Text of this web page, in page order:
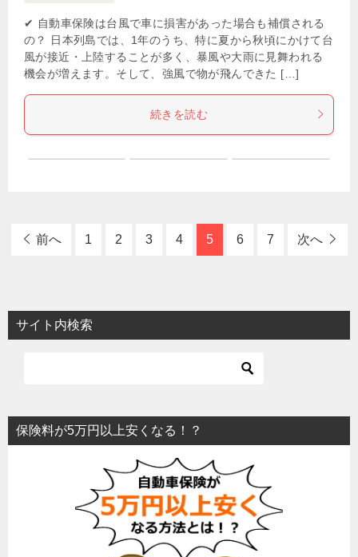
✔ 自動車保険は台風で車に損害があった場合も補償される
の？ 日本列島では、1年のうち、特に夏から秋頃にかけて台
風が接近・上陸することが多く、暴風や大雨に見舞われる
機会が増えます。そして、強風で物が飛んできた […]
続きを読む
前へ 1 2 3 4 5 6 7 次へ
サイト内検索
保険料が5万円以上安くなる！？